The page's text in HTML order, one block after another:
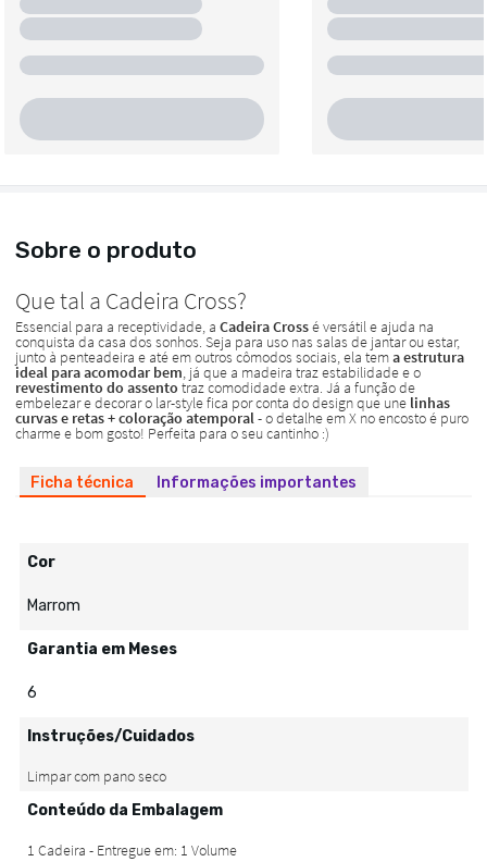
Sobre o produto
Ficha técnica Informações importantes
Cor
Marrom
Garantia em Meses
6
Instruções/Cuidados
Conteúdo da Embalagem